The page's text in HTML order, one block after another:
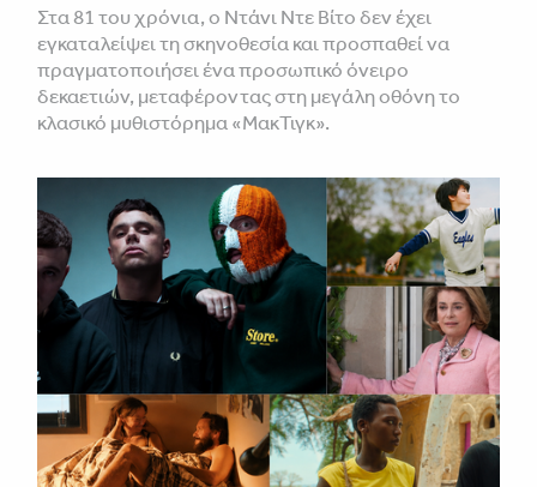
Στα 81 του χρόνια, ο Ντάνι Ντε Βίτο δεν έχει
εγκαταλείψει τη σκηνοθεσία και προσπαθεί να
πραγματοποιήσει ένα προσωπικό όνειρο
δεκαετιών, μεταφέροντας στη μεγάλη οθόνη το
κλασικό μυθιστόρημα «ΜακΤιγκ».